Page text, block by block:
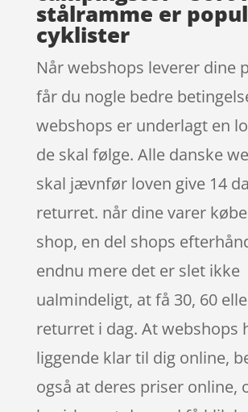
stålramme er
cyklister
Når webshops leverer dine
får du nogle bedre
webshops er underlagt en
de skal følge. Alle danske
skal jævnfør loven give 14
returret. når dine varer
shop, en del shops
endnu mere det er slet ikke
ualmindeligt, at få 30, 60
returret i dag. At webshops
liggende klar til dig online,
også at deres priser online,